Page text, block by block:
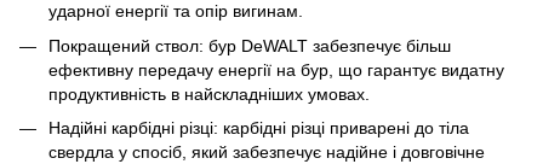
ударної енергії та опір вигинам.
Покращений ствол: бур DeWALT забезпечує більш
ефективну передачу енергії на бур, що гарантує видатну
продуктивність в найскладніших умовах.
Надійні карбідні різці: карбідні різці приварені до тіла
свердла у спосіб, який забезпечує надійне і довговічне